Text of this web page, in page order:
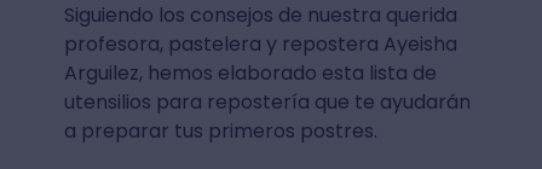
Siguiendo los consejos de nuestra querida
profesora, pastelera y repostera Ayeisha
Arguilez, hemos elaborado esta lista de
utensilios para repostería que te ayudarán
a preparar tus primeros postres.